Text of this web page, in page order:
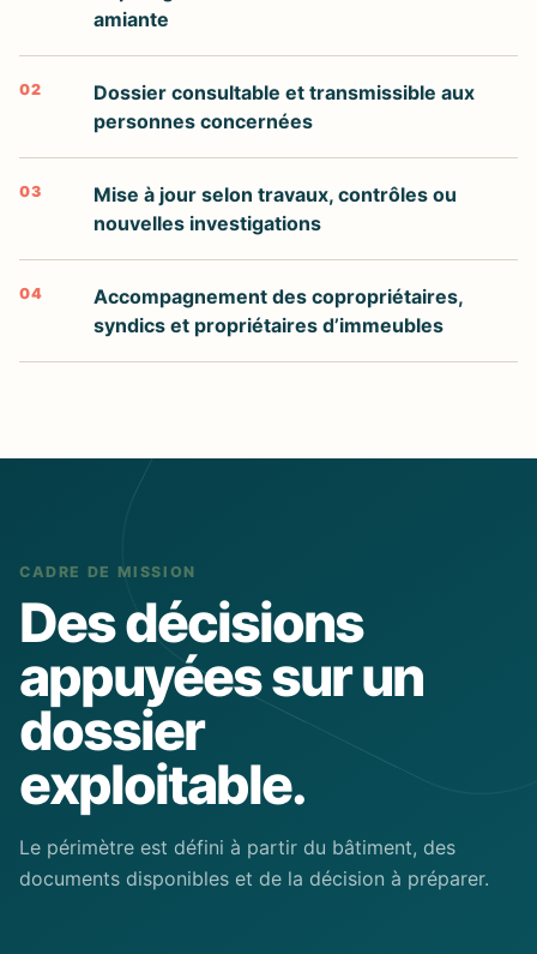
amiante
02
Dossier consultable et transmissible aux
personnes concernées
03
Mise à jour selon travaux, contrôles ou
nouvelles investigations
04
Accompagnement des copropriétaires,
syndics et propriétaires d’immeubles
CADRE DE MISSION
Des décisions
appuyées sur un
dossier
exploitable.
Le périmètre est défini à partir du bâtiment, des
documents disponibles et de la décision à préparer.